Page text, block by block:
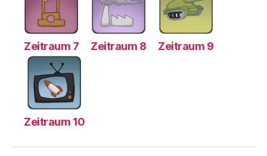
Zeitraum 7 Zeitraum 8 Zeitraum 9
Zeitraum 10